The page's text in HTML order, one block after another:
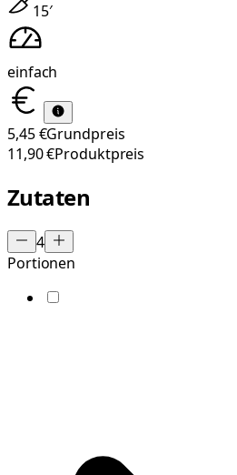
15′
einfach
5,45 €Grundpreis
11,90 €Produktpreis
Zutaten
4
Portionen